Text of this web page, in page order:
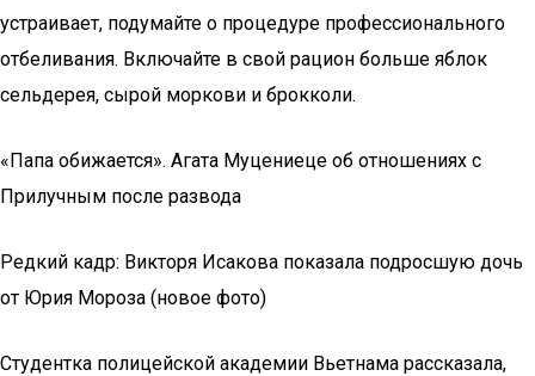
устраивает, подумайте о процедуре профессионального
отбеливания. Включайте в свой рацион больше яблок
сельдерея, сырой моркови и брокколи.
«Папа обижается». Агата Муцениеце об отношениях с
Прилучным после развода
Редкий кадр: Викторя Исакова показала подросшую дочь
от Юрия Мороза (новое фото)
Студентка полицейской академии Вьетнама рассказала,